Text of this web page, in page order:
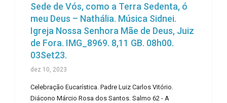
Sede de Vós, como a Terra Sedenta, ó
meu Deus – Nathália. Música Sidnei.
Igreja Nossa Senhora Mãe de Deus, Juiz
de Fora. IMG_8969. 8,11 GB. 08h00.
03Set23.
dez 10, 2023
Celebração Eucarística. Padre Luiz Carlos Vitório.
Diácono Márcio Rosa dos Santos. Salmo 62 - A